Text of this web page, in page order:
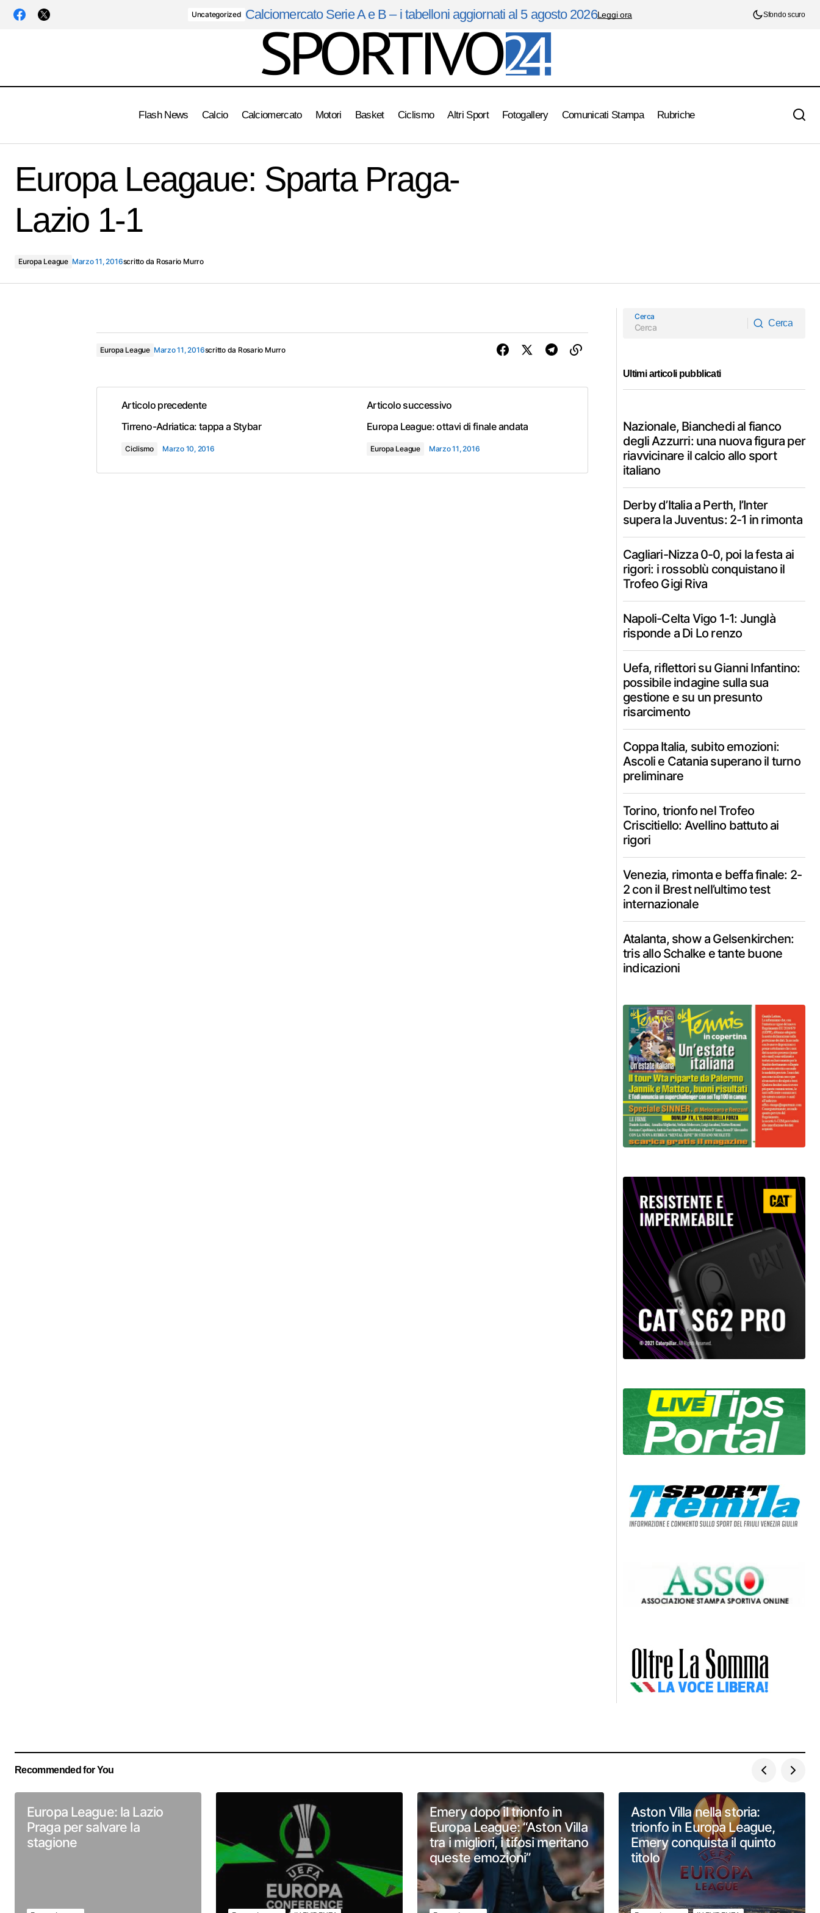
Uncategorized Calciomercato Serie A e B – i tabelloni aggiornati al 5 agosto 2026Leggi ora Sfondo scuro
Flash News Calcio Calciomercato Motori Basket Ciclismo Altri Sport Fotogallery Comunicati Stampa Rubriche
Europa Leagaue: Sparta Praga-
Lazio 1-1
Europa League Marzo 11, 2016scritto da Rosario Murro
Europa League Marzo 11, 2016scritto da Rosario Murro
Articolo precedente
Tirreno-Adriatica: tappa a Stybar
Ciclismo Marzo 10, 2016
Articolo successivo
Europa League: ottavi di finale andata
Europa League Marzo 11, 2016
Cerca
Cerca
Ultimi articoli pubblicati
Nazionale, Bianchedi al fianco
degli Azzurri: una nuova figura per
riavvicinare il calcio allo sport
italiano
Derby d’Italia a Perth, l’Inter
supera la Juventus: 2-1 in rimonta
Cagliari-Nizza 0-0, poi la festa ai
rigori: i rossoblù conquistano il
Trofeo Gigi Riva
Napoli-Celta Vigo 1-1: Junglà
risponde a Di Lo renzo
Uefa, riflettori su Gianni Infantino:
possibile indagine sulla sua
gestione e su un presunto
risarcimento
Coppa Italia, subito emozioni:
Ascoli e Catania superano il turno
preliminare
Torino, trionfo nel Trofeo
Criscitiello: Avellino battuto ai
rigori
Venezia, rimonta e beffa finale: 2-
2 con il Brest nell’ultimo test
internazionale
Atalanta, show a Gelsenkirchen:
tris allo Schalke e tante buone
indicazioni
Recommended for You
Europa League: la Lazio
Praga per salvare la
stagione
Emery dopo il trionfo in
Europa League: “Aston Villa
tra i migliori, i tifosi meritano
queste emozioni”
Aston Villa nella storia:
trionfo in Europa League,
Emery conquista il quinto
titolo